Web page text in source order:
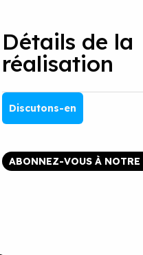
Détails de la
réalisation
Discutons-en
ABONNEZ-VOUS À